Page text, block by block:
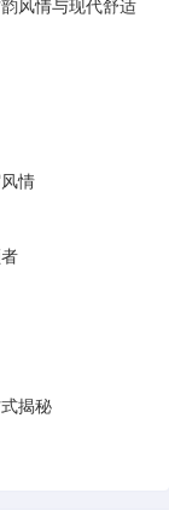
风情与现代舒适
情
揭秘